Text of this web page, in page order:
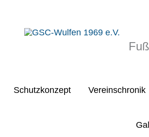
Schutzkonzept Vereinschronik